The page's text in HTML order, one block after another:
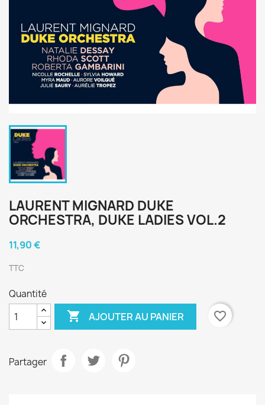
LAURENT MIGNARD DUKE
ORCHESTRA, DUKE LADIES VOL.2
11,90 €
TTC
Quantité
 AJOUTER AU PANIER favorite_border
Partager